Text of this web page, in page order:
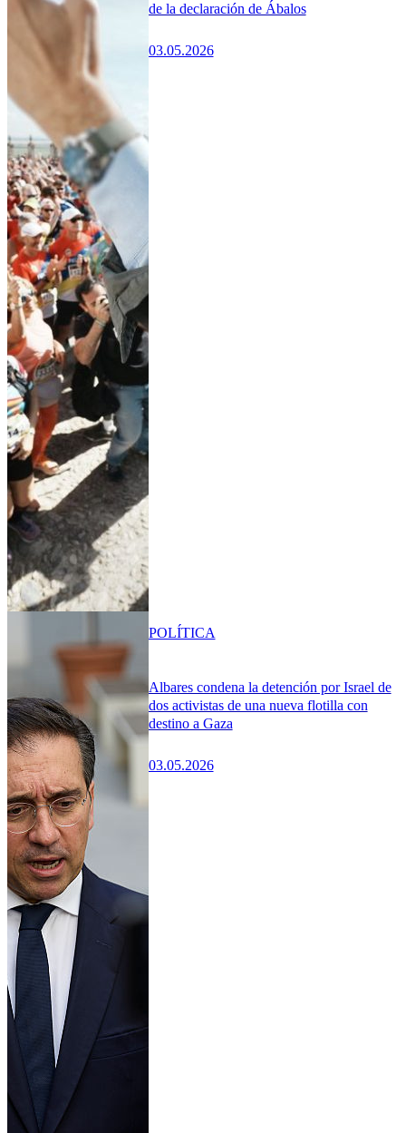
de la declaración de Ábalos
03.05.2026
Albares condena la detención por Israel de
dos activistas de una nueva flotilla con
destino a Gaza
03.05.2026
POLÍTICA